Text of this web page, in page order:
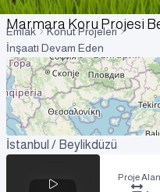
Marmara Koru Projesi
Emlak
Konut Projeleri
İnşaatı Devam Eden
İstanbul / Beylikdüzü
Proje